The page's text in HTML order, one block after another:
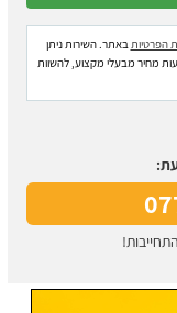
הפרטיותבאתר. השירות ניתן
מחיר מבעלי מקצוע, להשוות